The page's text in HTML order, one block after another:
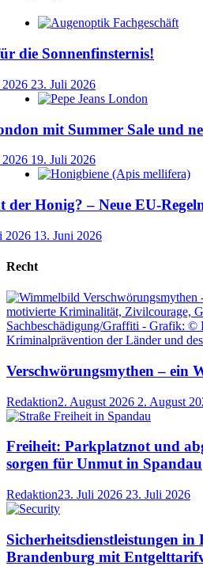
die Sonnenfinsternis!
23. Juli 2026
mit Summer Sale und
19. Juli 2026
der Honig? – Neue EU-
2026 13. Juni 2026
Recht
Verschwörungsmythen – ein
Redaktion2. August 2026 2. August
Freiheit: Parkplatznot und
sorgen für Unmut in Spandau
Redaktion23. Juli 2026 23. Juli 2026
Sicherheitsdienstleistungen in
Brandenburg mit